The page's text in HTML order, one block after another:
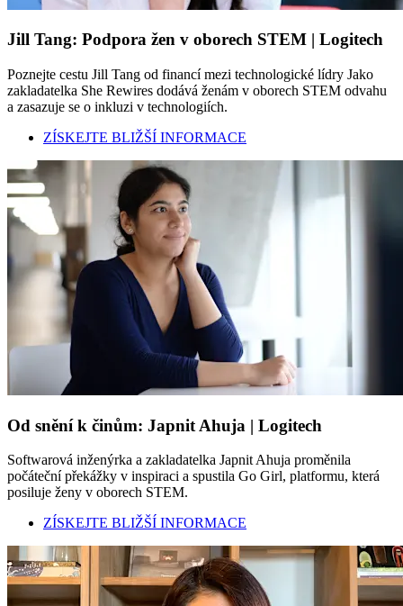
Jill Tang: Podpora žen v oborech STEM | Logitech
Poznejte cestu Jill Tang od financí mezi technologické lídry Jako
zakladatelka She Rewires dodává ženám v oborech STEM odvahu
a zasazuje se o inkluzi v technologiích.
ZÍSKEJTE BLIŽŠÍ INFORMACE
Od snění k činům: Japnit Ahuja | Logitech
Softwarová inženýrka a zakladatelka Japnit Ahuja proměnila
počáteční překážky v inspiraci a spustila Go Girl, platformu, která
posiluje ženy v oborech STEM.
ZÍSKEJTE BLIŽŠÍ INFORMACE